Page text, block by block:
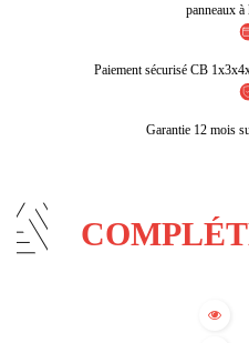
panneaux à
Paiement sécurisé CB
Garantie 12 mois